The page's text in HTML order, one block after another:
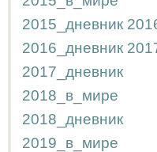
2015_дневник
2016_дневник
2017_дневник
2018_в_мире
2018_дневник
2019_в_мире